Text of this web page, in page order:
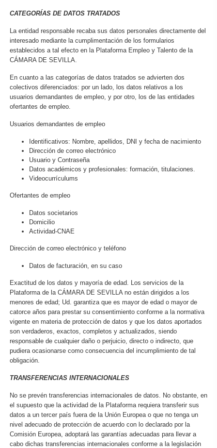
CATEGORÍAS DE DATOS TRATADOS
La entidad responsable recaba sus datos personales directamente del
interesado mediante la cumplimentación de los formularios
establecidos a tal efecto en la Plataforma Empleo y Talento de la
CÁMARA DE SEVILLA.
En cuanto a las categorías de datos tratados se advierten dos
colectivos diferenciados: por un lado, los datos relativos a los
usuarios demandantes de empleo, y por otro, los de las entidades
ofertantes de empleo.
Usuarios demandantes de empleo
Identificativos: Nombre, apellidos, DNI y fecha de nacimiento
Dirección de correo electrónico
Usuario y Contraseña
Datos académicos y profesionales: formación, titulaciones.
Videocurrículums
Ofertantes de empleo
Datos societarios
Domicilio
Actividad-CNAE
Dirección de correo electrónico y teléfono
Datos de facturación, en su caso
Exactitud de los datos y mayoría de edad. Los servicios de la
Plataforma de la CÁMARA DE SEVILLA no están dirigidos a los
menores de edad; Ud. garantiza que es mayor de edad o mayor de
catorce años para prestar su consentimiento conforme a la normativa
vigente en materia de protección de datos y que los datos aportados
son verdaderos, exactos, completos y actualizados, siendo
responsable de cualquier daño o perjuicio, directo o indirecto, que
pudiera ocasionarse como consecuencia del incumplimiento de tal
obligación.
TRANSFERENCIAS INTERNACIONALES
No se prevén transferencias internacionales de datos. No obstante, en
el supuesto que la actividad de la Plataforma requiera transferir sus
datos a un tercer país fuera de la Unión Europea o que no tenga un
nivel adecuado de protección de acuerdo con lo declarado por la
Comisión Europea, adoptará las garantías adecuadas para llevar a
cabo dichas transferencias internacionales conforme a la legislación